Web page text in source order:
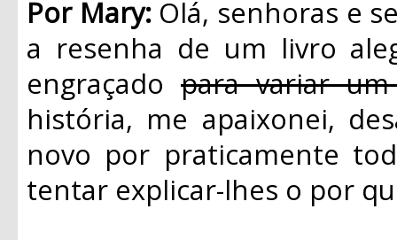
Por Mary:Olá, senhoras e
a resenha de um livro
engraçado para variar
história, me apaixonei,
novo por praticamente
tentar explicar-lhes o por